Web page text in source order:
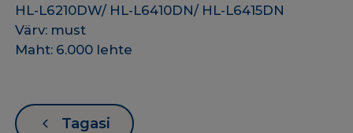
HL-L6210DW/ HL-L6410DN/ HL-L6415DN
Värv: must
Maht: 6.000 lehte
Tagasi